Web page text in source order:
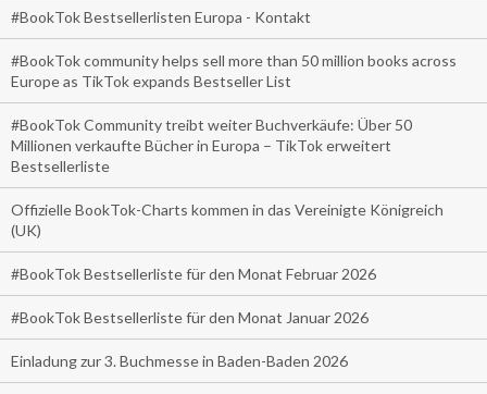
#BookTok Bestsellerlisten Europa - Kontakt
#BookTok community helps sell more than 50 million books across
Europe as TikTok expands Bestseller List
#BookTok Community treibt weiter Buchverkäufe: Über 50
Millionen verkaufte Bücher in Europa – TikTok erweitert
Bestsellerliste
Offizielle BookTok-Charts kommen in das Vereinigte Königreich
(UK)
#BookTok Bestsellerliste für den Monat Februar 2026
#BookTok Bestsellerliste für den Monat Januar 2026
Einladung zur 3. Buchmesse in Baden-Baden 2026